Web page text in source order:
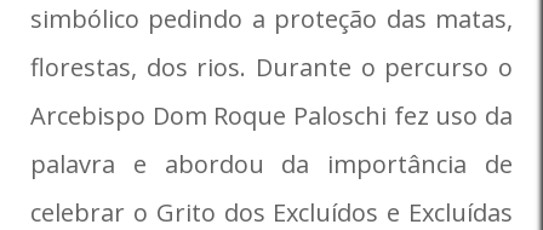
simbólico pedindo a proteção das matas,
florestas, dos rios. Durante o percurso o
Arcebispo Dom Roque Paloschi fez uso da
palavra e abordou da importância de
celebrar o Grito dos Excluídos e Excluídas